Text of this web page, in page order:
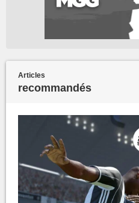
Articles
recommandés